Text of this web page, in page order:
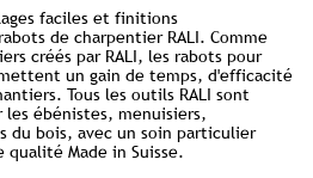
faciles et finitions
de charpentier RALI. Comme
créés par RALI, les rabots pour
un gain de temps, d'efficacité
Tous les outils RALI sont
ébénistes, menuisiers,
du bois, avec un soin particulier
Made in Suisse.